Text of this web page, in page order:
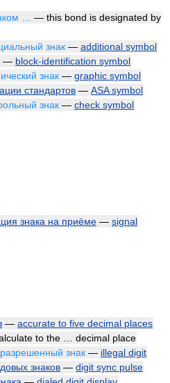
… — this bond is designated by
знак — additional symbol
— block-identification symbol
знак — graphic symbol
стандартов — ASA symbol
знак — check symbol
знака на приёме — signal
— accurate to five decimal places
to the … decimal place
знак — illegal digit
знаков — digit sync pulse